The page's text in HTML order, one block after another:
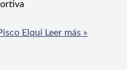
Elqui Leer más »